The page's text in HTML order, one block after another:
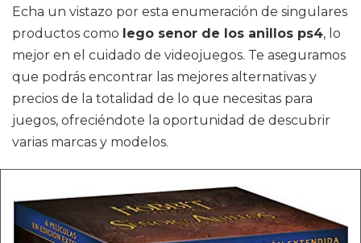
Echa un vistazo por esta enumeración de singulares
productos como lego senor de los anillos ps4, lo
mejor en el cuidado de videojuegos. Te aseguramos
que podrás encontrar las mejores alternativas y
precios de la totalidad de lo que necesitas para
juegos, ofreciéndote la oportunidad de descubrir
varias marcas y modelos.